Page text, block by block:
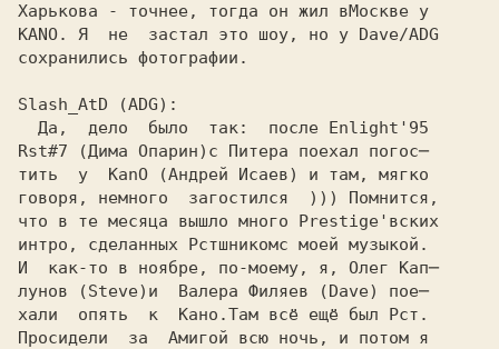
Харькова - точнее, тогда он жил в
KANO. Я  не  застал это шоу, но у Dave/ADG
сохранились фотографии.
Rst#7 (Дима Опарин)
тить  у  KanO (Андрей Исаев)
говоря, немного  загостился  ))) Помнится,
что в те месяца вышло много Prestige'вских
интро, сделанных Рстшником
И  как-то в ноябре, по-моему, я, Олег Кап─
лунов (Steve)
хали  опять  к  Кано.
Просидели  за  Амигой